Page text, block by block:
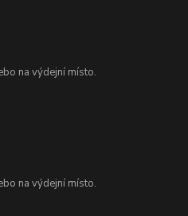
na výdejní místo.
na výdejní místo.